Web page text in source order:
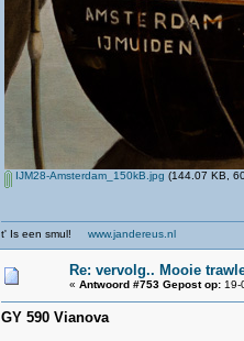
IJM28-Amsterdam_150kB.jpg (144.07 KB,
t' Is een smul! www.jandereus.nl
Re: vervolg.. Mooie
« Antwoord #753 Gepost op:19-
GY 590 Vianova